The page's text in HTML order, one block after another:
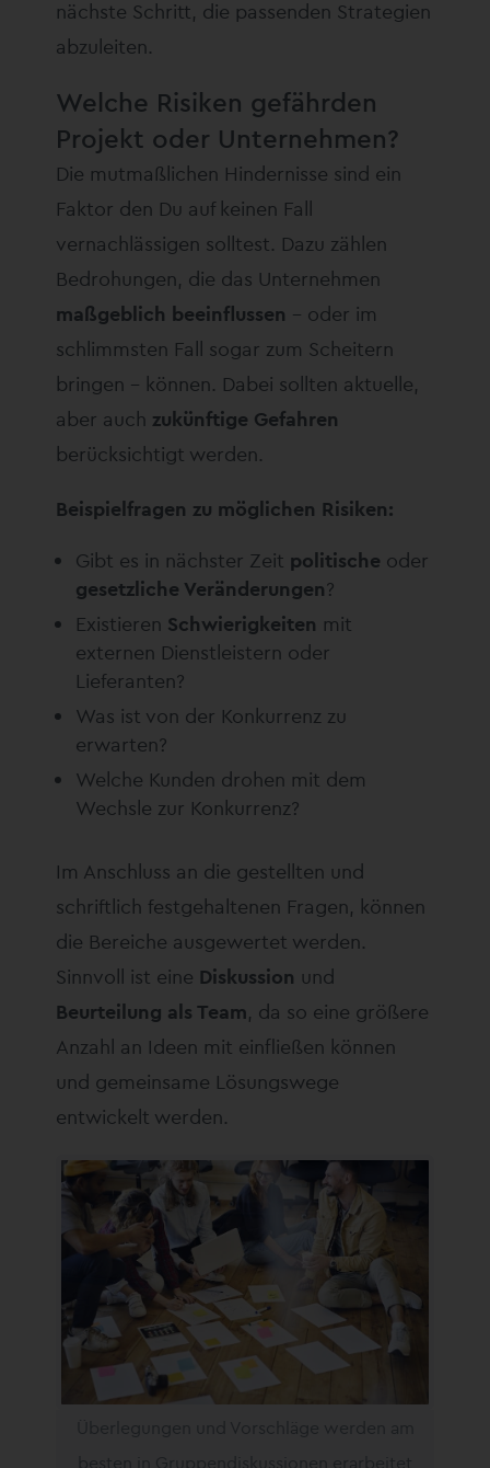
nächste Schritt, die passenden Strategien
abzuleiten.
Welche Risiken gefährden
Projekt oder Unternehmen?
Die mutmaßlichen Hindernisse sind ein
Faktor den Du auf keinen Fall
vernachlässigen solltest. Dazu zählen
Bedrohungen, die das Unternehmen
maßgeblich beeinflussen – oder im
schlimmsten Fall sogar zum Scheitern
bringen – können. Dabei sollten aktuelle,
aber auch zukünftige Gefahren
berücksichtigt werden.
Beispielfragen zu möglichen Risiken:
Gibt es in nächster Zeit politische oder
gesetzliche Veränderungen?
Existieren Schwierigkeiten mit
externen Dienstleistern oder
Lieferanten?
Was ist von der Konkurrenz zu
erwarten?
Welche Kunden drohen mit dem
Wechsle zur Konkurrenz?
Im Anschluss an die gestellten und
schriftlich festgehaltenen Fragen, können
die Bereiche ausgewertet werden.
Sinnvoll ist eine Diskussion und
Beurteilung als Team, da so eine größere
Anzahl an Ideen mit einfließen können
und gemeinsame Lösungswege
entwickelt werden.